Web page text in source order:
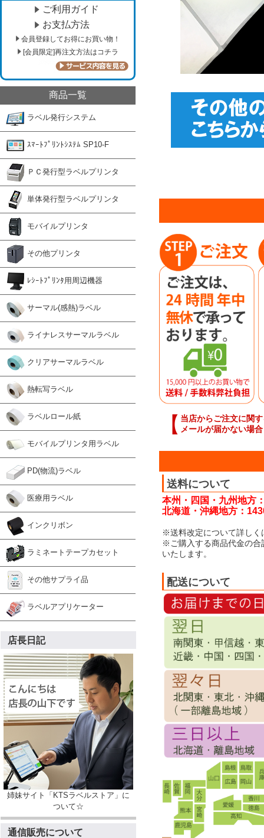
ご利用ガイド
お支払方法
会員登録してお得にお買い物！
[会員限定]再注文方法はコチラ
商品一覧
ラベル発行システム
ｽﾏｰﾄﾌﾟﾘﾝﾄｼｽﾃﾑ SP10-F
ＰＣ発行型ラベルプリンタ
単体発行型ラベルプリンタ
モバイルプリンタ
その他プリンタ
ﾚｼｰﾄﾌﾟﾘﾝﾀ用周辺機器
サーマル(感熱)ラベル
ライナレスサーマルラベル
クリアサーマルラベル
熱転写ラベル
ラベルロール紙
モバイルプリンタ用ラベル
PD(物流)ラベル
医療用ラベル
インクリボン
ラミネートテープカセット
その他サプライ品
ラベルアプリケーター
店長日記
姉妹サイト「KTSラベルストア」に
ついて☆
通信販売について
【 当店からご注文に関
メールが届かない場合
送料について
本州・四国・九州地方
北海道・沖縄地方：
※送料改定について詳しく
※ご購入する商品代金の合
いたします。
配送について